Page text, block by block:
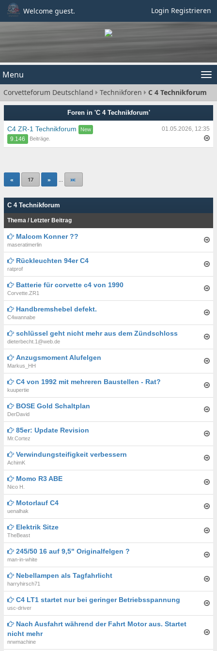
Welcome guest. Login Registrieren
Menu
Corvetteforum Deutschland Technikforen C 4 Technikforum
Foren in 'C 4 Technikforum'
C4 ZR-1 Technikforum
9.146 Beiträge.
01.05.2026, 12:35
« 17 » ...
C 4 Technikforum
Thema / Letzter Beitrag
Malcom Konner ??
maseratimerlin
Rückleuchten 94er C4
ratprof
Batterie für corvette c4 von 1990
Corvette.ZR1
Handbremshebel defekt.
C4wannabe
schlüssel geht nicht mehr aus dem Zündschloss
dieterbecht.1@web.de
Anzugsmoment Alufelgen
Markus_HH
C4 von 1992 mit mehreren Baustellen - Rat?
kuupertie
BOSE Gold Schaltplan
DerDavid
85er: Update Revision
Mr.Cortez
Verwindungsteifigkeit verbessern
AchimK
Momo R3 ABE
Nico H.
Motorlauf C4
uenalhak
Elektrik Sitze
TheBeast
245/50 16 auf 9,5" Originalfelgen ?
man-in-white
Nebellampen als Tagfahrlicht
harryhirsch71
C4 LT1 startet nur bei geringer Betriebsspannung
usc-driver
Nach Ausfahrt während der Fahrt Motor aus. Startet
nicht mehr
nrwmachine